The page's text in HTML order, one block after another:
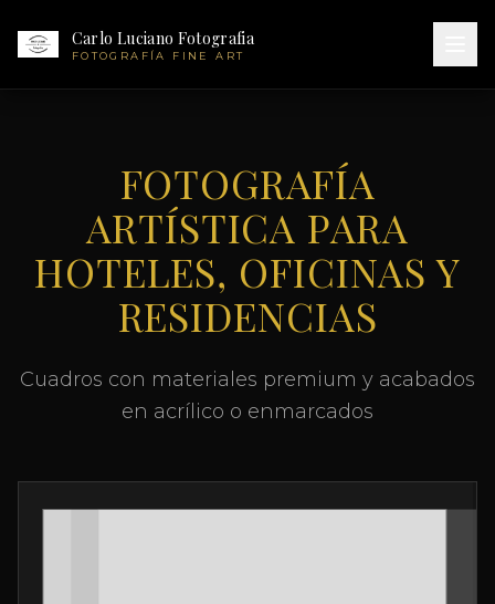
Carlo Luciano Fotografia
FOTOGRAFÍA FINE ART
FOTOGRAFÍA
ARTÍSTICA PARA
HOTELES, OFICINAS Y
RESIDENCIAS
Cuadros con materiales premium y acabados
en acrílico o enmarcados